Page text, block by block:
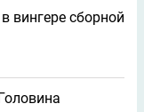
вингере сборной